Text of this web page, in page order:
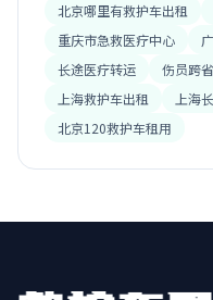
北京哪里有救护车出租
重庆市急救医疗中心
长途医疗转运
伤员跨
上海救护车出租
上海
北京120救护车租用